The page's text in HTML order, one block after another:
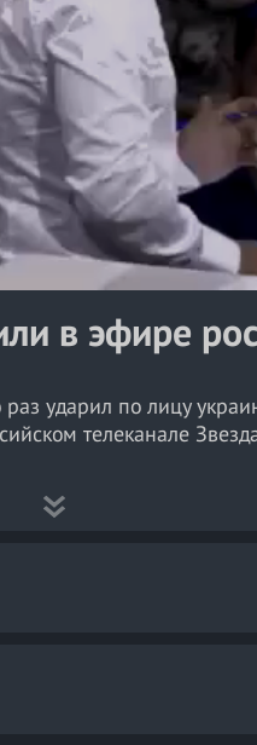
a
y
V
i
o
в эфире
ударил по лицу
телеканале
Он рассказывал о 17-
после чего Кот